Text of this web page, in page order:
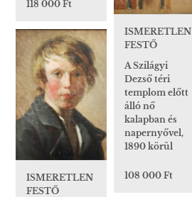
118 000 Ft
ISMERETLEN
FESTŐ
A Szilágyi
Dezső téri
templom előtt
álló nő
kalapban és
napernyővel,
1890 körül
108 000 Ft
ISMERETLEN
FESTŐ